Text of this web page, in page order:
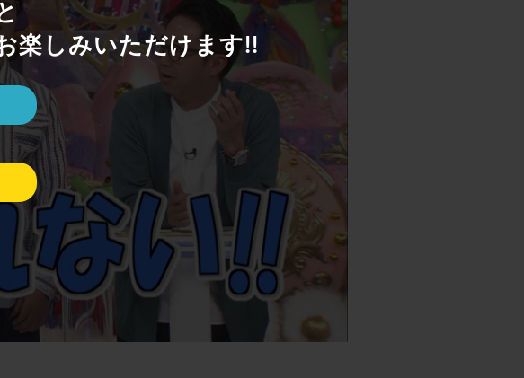
楽しみいただけます!!